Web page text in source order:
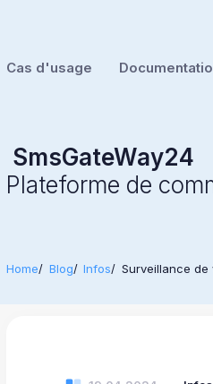
Cas d'usage
SmsGateWay24
Plateforme de
Home Blog Infos Surveillance de